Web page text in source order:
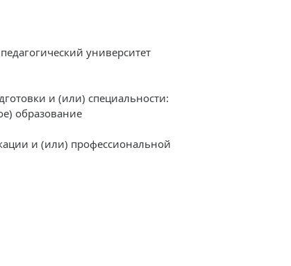
университет
и (или) специальности:
образование
и (или) профессиональной